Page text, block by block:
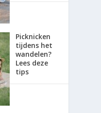
Picknicken
tijdens het
wandelen?
Lees deze
tips